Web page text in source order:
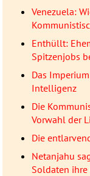
Venezuela:
Enthüllt:
Spitzenjobs
Das
Intelligenz
Die
Vorwahl der
Die
Netanjahu
Soldaten